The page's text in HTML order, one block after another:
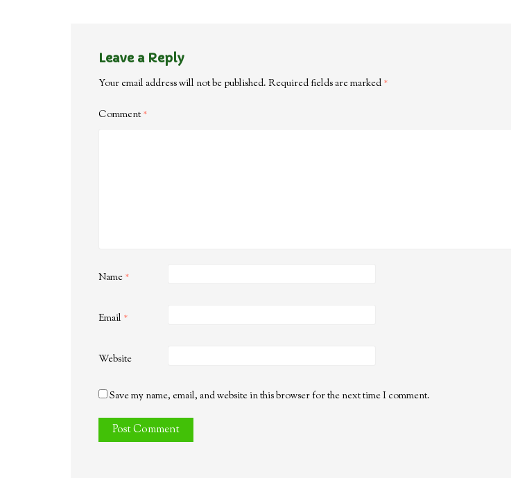
Leave a Reply
Your email address will not be published. Required fields are marked *
Comment*
Name *
Email *
Website
Save my name, email, and website in this browser for the next time I comment.